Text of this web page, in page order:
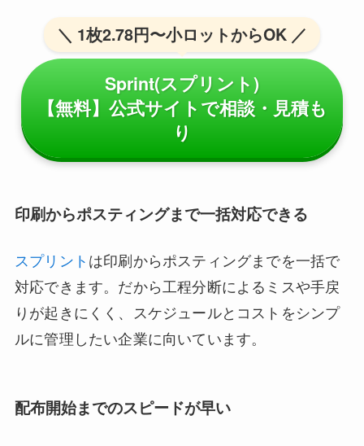
＼ 1枚2.78円〜小ロットからOK ／
Sprint(スプリント)
【無料】公式サイトで相談・見積も
り
印刷からポスティングまで一括対応できる
スプリント は印刷からポスティングまでを一括で
対応できます。だから工程分断によるミスや手戻
りが起きにくく、スケジュールとコストをシンプ
ルに管理したい企業に向いています。
配布開始までのスピードが早い